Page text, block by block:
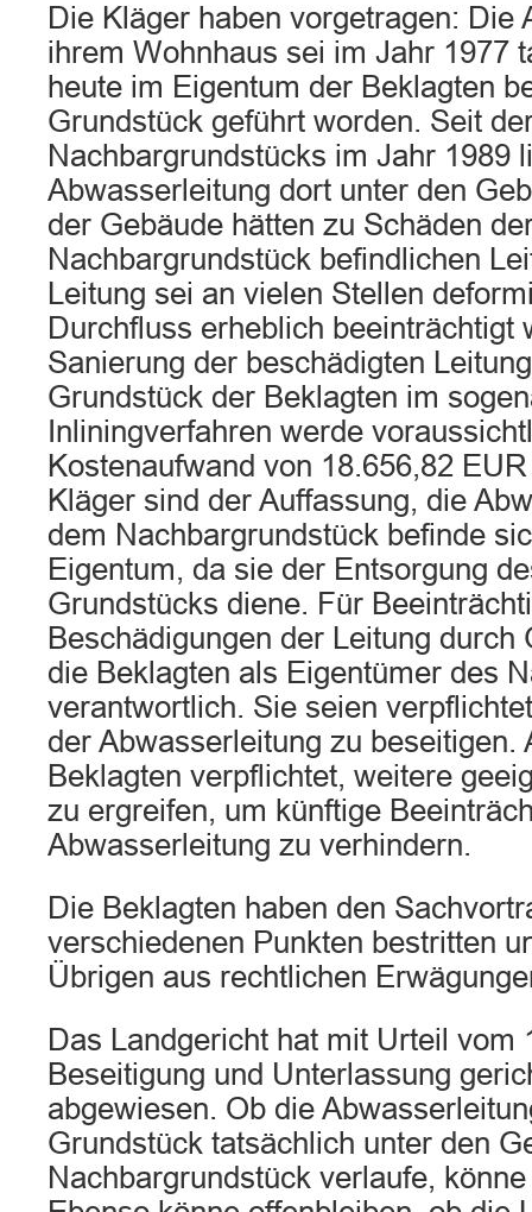
Die Kläger haben vorgetragen: Die
ihrem Wohnhaus sei im Jahr 1977
heute im Eigentum der Beklagten
Grundstück geführt worden. Seit
Nachbargrundstücks im Jahr 1989
Abwasserleitung dort unter den
der Gebäude hätten zu Schäden
Nachbargrundstück befindlichen
Leitung sei an vielen Stellen
Durchfluss erheblich beeinträchtigt
Sanierung der beschädigten
Grundstück der Beklagten im
Inliningverfahren werde
Kostenaufwand von 18.656,82
Kläger sind der Auffassung, die
dem Nachbargrundstück befinde
Eigentum, da sie der Entsorgung
Grundstücks diene. Für
Beschädigungen der Leitung durch
die Beklagten als Eigentümer des
verantwortlich. Sie seien
der Abwasserleitung zu beseitigen.
Beklagten verpflichtet, weitere
zu ergreifen, um künftige
Abwasserleitung zu verhindern.
Die Beklagten haben den
verschiedenen Punkten bestritten
Übrigen aus rechtlichen
Das Landgericht hat mit Urteil vom
Beseitigung und Unterlassung
abgewiesen. Ob die
Grundstück tatsächlich unter den
Nachbargrundstück verlaufe,